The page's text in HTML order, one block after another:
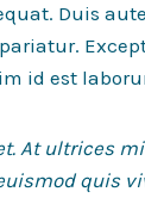
Duis
id est
At ultrices
quis